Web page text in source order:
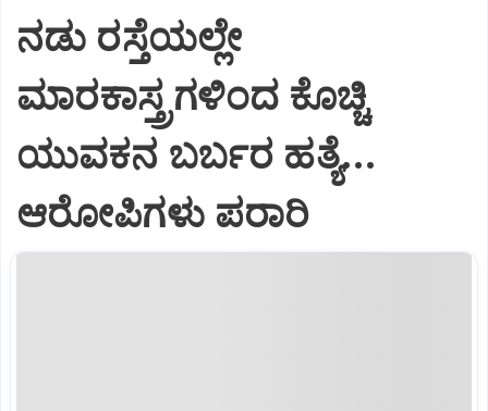
ನಡು ರಸ್ತೆಯಲ್ಲೇ
ಮಾರಕಾಸ್ತ್ರಗಳಿಂದ ಕೊಚ್ಚಿ
ಯುವಕನ ಬರ್ಬರ ಹತ್ಯೆ...
ಆರೋಪಿಗಳು ಪರಾರಿ